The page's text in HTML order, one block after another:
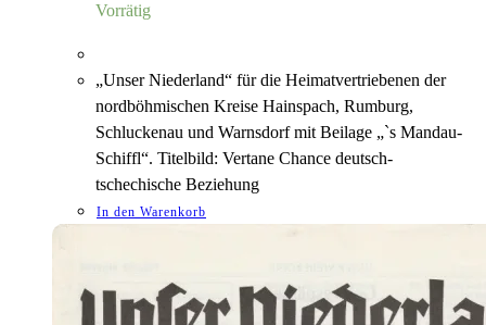
Vorrätig
„Unser Niederland“ für die Heimatvertriebenen der
nordböhmischen Kreise Hainspach, Rumburg,
Schluckenau und Warnsdorf mit Beilage „`s Mandau-
Schiffl“. Titelbild: Vertane Chance deutsch-
tschechische Beziehung
In den Warenkorb